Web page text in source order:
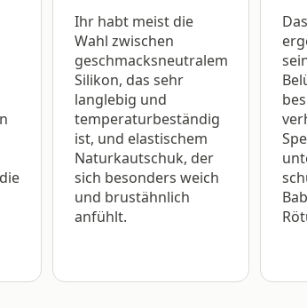
Ihr habt meist die
Wahl zwischen
geschmacksneutralem
Silikon, das sehr
langlebig und
temperaturbeständig
ist, und elastischem
Naturkautschuk, der
sich besonders weich
und brustähnlich
anfühlt.